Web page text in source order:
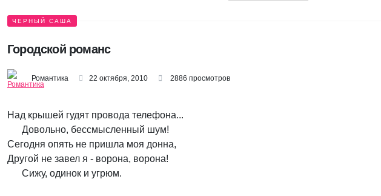
ЧЕРНЫЙ САША
Городской романс
Романтика 22 октября, 2010 2886 просмотров
Над крышей гудят провода телефона...
Довольно, бессмысленный шум!
Сегодня опять не пришла моя донна,
Другой не завел я - ворона, ворона!
Сижу, одинок и угрюм.